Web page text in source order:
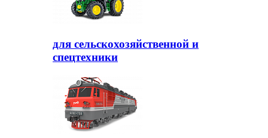
для сельскохозяйственной и
спецтехники